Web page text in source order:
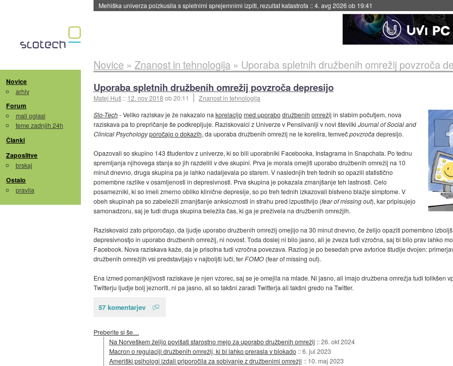
Mehiška univerza poizkusila s spletnimi sprejemnimi izpiti, rezultat katastrofa ::4. avg 2026 ob 19:41
Novice
arhiv
Forum
mali oglasi
teme zadnjih 24h
Članki
Zaposlitve
brskaj
Ostalo
pravila
Novice » Znanost in tehnologija» Uporaba spletnih družbenih omrežij povzroča
Uporaba spletnih družbenih omrežij povzroča depresijo
Matej Huš :: 12. nov 2018ob 20:11
Znanost in tehnologija
Slo-Tech- Veliko raziskav je že nakazalo na korelacijomed uporabodružbenih omrežij in slabim počutjem, nova
raziskava pa to prepričanje še podkrepljuje. Raziskovalci z Univerze v Pensilvaniji v novi številki Journal of Social and
Clinical Psychologyporočajo o dokazih, da uporaba družbenih omrežij ne le korelira, temvečpovzročadepresijo.
Opazovali so skupino 143 študentov z univerze, ki so bili uporabniki Facebooka, Instagrama in Snapchata. Po tednu
spremljanja njihovega stanja so jih razdelili v dve skupini. Prva je morala omejiti uporabo družbenih omrežij na 10
minut dnevno, druga skupina pa je lahko nadaljevala po starem. V naslednjih treh tednih so opazili statistično
pomembne razlike v osamljenosti in depresivnosti. Prva skupina je pokazala zmanjšanje teh lastnosti. Celo
posamezniki, ki so imeli zmerno obliko klinične depresije, so po treh tednih izkazovali bistveno blažje simptome. V
obeh skupinah pa so zabeležili zmanjšanje anksioznosti in strahu pred izpustitvijo (fear of missing out), kar pripisujejo
samonadzoru, saj je tudi druga skupina beležila čas, ki ga je preživela na družbenih omrežjih.
Raziskovalci zato priporočajo, da ljudje uporabo družbenih omrežij omejijo na 30 minut dnevno, če želijo opaziti pomembno
depresivnostjo in uporabo družbenih omrežij, ni novost. Toda doslej ni bilo jasno, ali je zveza tudi vzročna, saj bi bilo prav lahko
Facebook. Nova raziskava kaže, da je prisotna tudi vzročna povezava. Razlog je po besedah prve avtorice študije dvojen:
družbenih omrežjih vsi predstavljajo v najboljši luči, terFOMO(fear of missing out).
Ena izmed pomanjkljivosti raziskave je njen vzorec, saj se je omejila na mlade. Ni jasno, ali imajo družbena omrežja tudi tolikšen
Twitterju ljudje bolj jeznoriti, ni pa jasno, ali so takšni zaradi Twitterja ali takšni gredo na Twitter.
57 komentarjev
Preberite si še…
Na Norveškem želijo povišati starostno mejo za uporabo družbenih omrežij ::26. okt 2024
Macron o regulaciji družbenih omrežij, ki bi lahko prerasla v blokado ::6. jul 2023
Ameriški psihologi izdali priporočila za sobivanje z družbenimi omrežji :: 10. maj 2023